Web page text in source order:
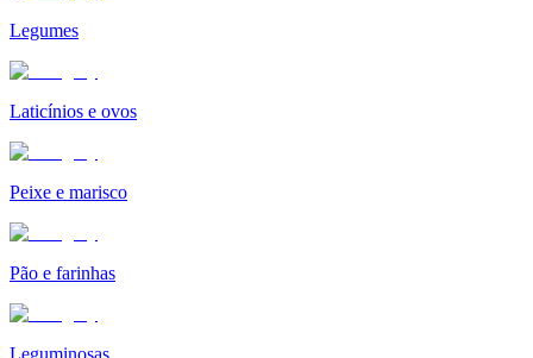
Legumes
Laticínios e ovos
Peixe e marisco
Pão e farinhas
Leguminosas